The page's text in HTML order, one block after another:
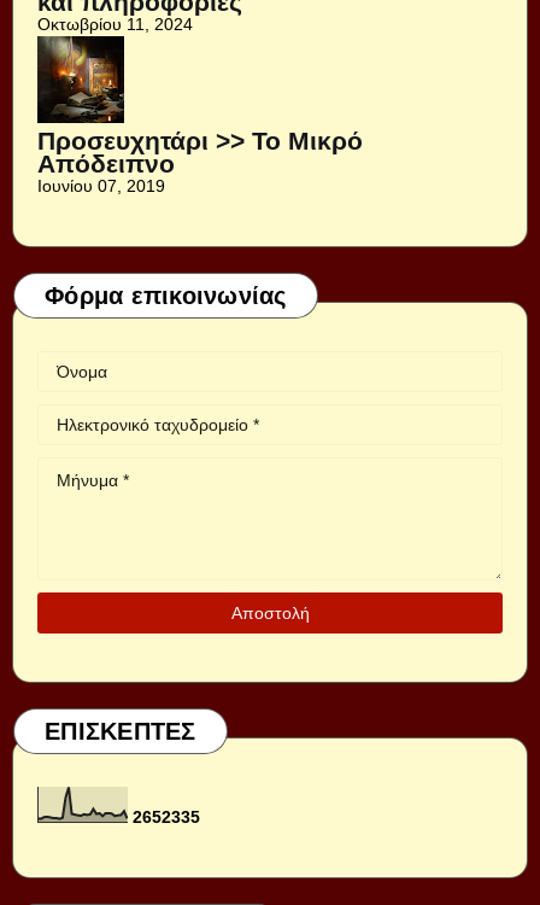
Οκτωβρίου 11, 2024
Προσευχητάρι >> Το Μικρό
Απόδειπνο
Ιουνίου 07, 2019
Φόρμα επικοινωνίας
ΕΠΙΣΚΕΠΤΕΣ
2652335